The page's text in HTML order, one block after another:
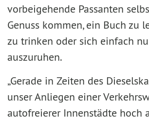
vorbeigehende Passanten
Genuss kommen, ein Buch zu
zu trinken oder sich einfach
auszuruhen.
„Gerade in Zeiten des
unser Anliegen einer
autofreierer Innenstädte hoch